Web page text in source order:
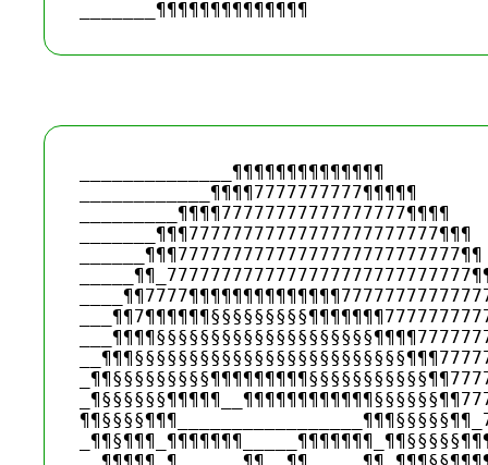
______________¶¶¶¶¶¶¶¶¶¶¶¶¶¶
____________¶¶¶¶7777777777¶¶¶¶¶
_________¶¶¶¶77777777777777777¶¶¶¶
_______¶¶¶77777777777777777777777¶¶¶